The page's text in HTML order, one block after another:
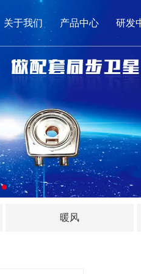
关于我们 产品中心 研发
新闻
暖风